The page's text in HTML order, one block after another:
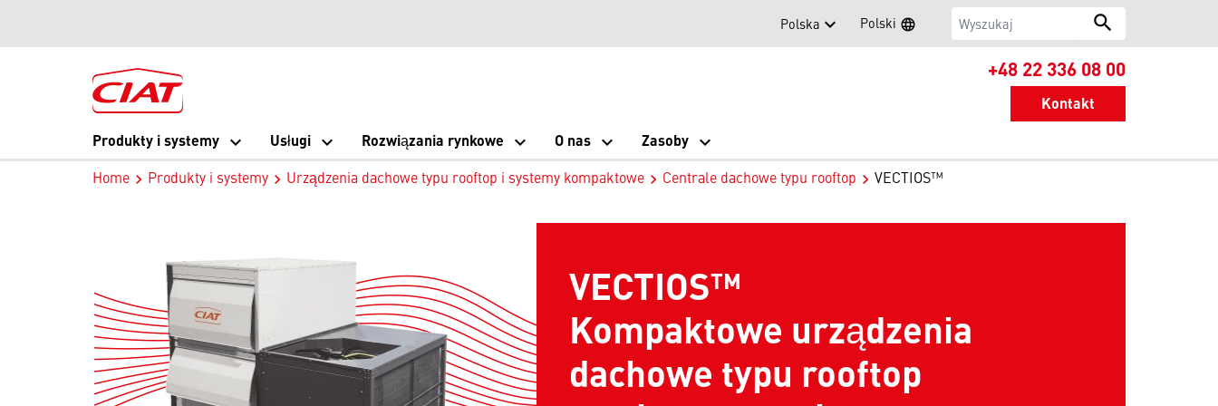
Polska Polski languageUstaw język
Wyszukaj search
+48 22 336 08 00
Kontakt
Produkty i systemy
Usługi Rozwiązania rynkowe O nas Zasoby
Home Produkty i systemy Urządzenia dachowe typu rooftop i systemy kompaktowe Centrale dachowe typu rooftop VECTIOS™
Kompaktowe urządzenia
dachowe typu rooftop
VECTIOS™